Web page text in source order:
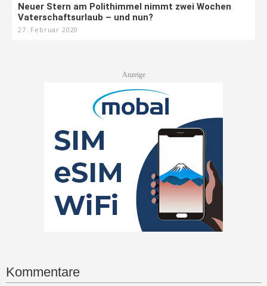
Neuer Stern am Polithimmel nimmt zwei Wochen
Vaterschaftsurlaub – und nun?
27. Februar 2020
Kommentare